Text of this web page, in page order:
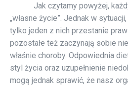
Jak czytamy powyżej, każdy
„własne życie”. Jednak w
tylko jeden z nich przestanie
pozostałe też zaczynają sobie
właśnie choroby. Odpowiednia
styl życia oraz uzupełnienie
mogą jednak sprawić, że nasz